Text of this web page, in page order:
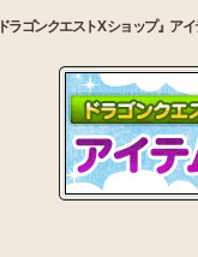
ラゴンクエストX ショップ』ア